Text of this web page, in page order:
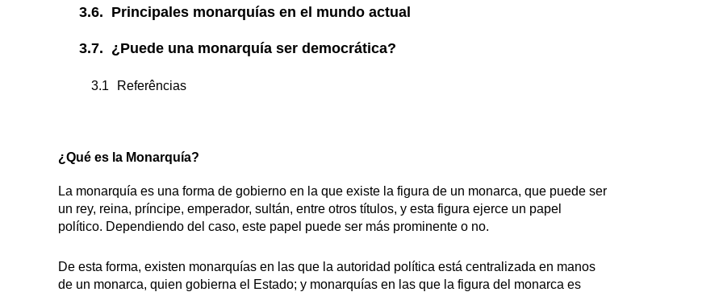
Principales monarquías en el mundo actual
¿Puede una monarquía ser democrática?
Referências
¿Qué es la Monarquía?
La monarquía es una forma de gobierno en la que existe la figura de un monarca, que puede ser
un rey, reina, príncipe, emperador, sultán, entre otros títulos, y esta figura ejerce un papel
político. Dependiendo del caso, este papel puede ser más prominente o no.
De esta forma, existen monarquías en las que la autoridad política está centralizada en manos
de un monarca, quien gobierna el Estado; y monarquías en las que la figura del monarca es